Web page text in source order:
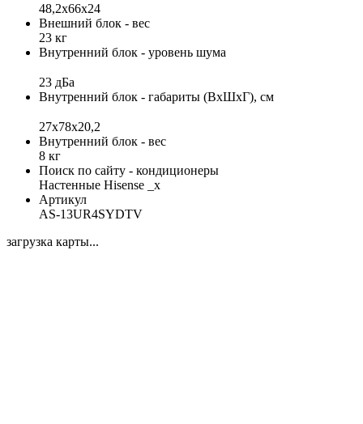
48,2x66x24
Внешний блок - вес
23 кг
Внутренний блок - уровень шума
23 дБа
Внутренний блок - габариты (ВхШхГ), см
27х78х20,2
Внутренний блок - вес
8 кг
Поиск по сайту - кондиционеры
Настенные Hisense _x
Артикул
AS-13UR4SYDTV
загрузка карты...